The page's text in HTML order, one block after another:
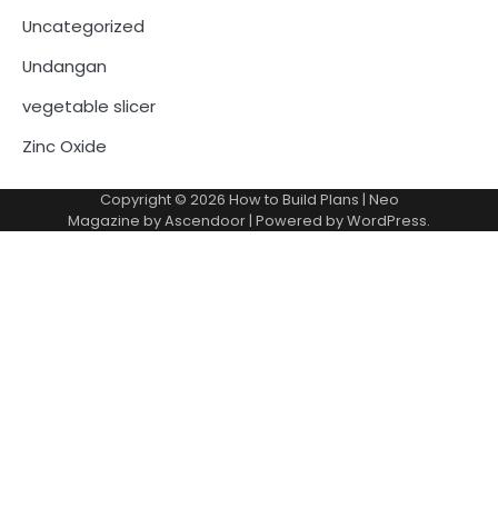
Uncategorized
Undangan
vegetable slicer
Zinc Oxide
Copyright © 2026 How to Build Plans | Neo
Magazine byAscendoor| Powered byWordPress.